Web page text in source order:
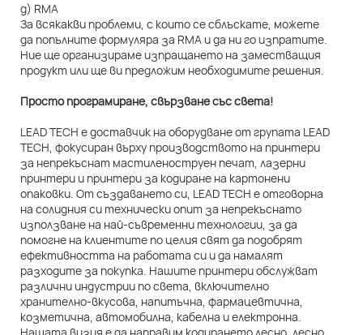
д) RMA
За всякакви проблеми, с които се сблъскате, можете
да попълните формуляра за RMA и да ни го изпратите.
Ние ще организираме изпращането на заместващия
продукт или ще ви предложим необходимите решения.
Просто програмиране, свързване със света!
LEAD TECH е доставчик на оборудване от групата LEAD
TECH, фокусиран върху производството на принтери
за непрекъснат мастиленоструен печат, лазерни
принтери и принтери за кодиране на картонени
опаковки. От създаването си, LEAD TECH е отговорна
на солидния си технически опит за непрекъснато
използване на най-съвременни технологии, за да
помогне на клиентите по целия свят да подобрят
ефективността на работата си и да намалят
разходите за покупка. Нашите принтери обслужват
различни индустрии по света, включително
хранително-вкусова, напитъчна, фармацевтична,
козметична, автомобилна, кабелна и електронна.